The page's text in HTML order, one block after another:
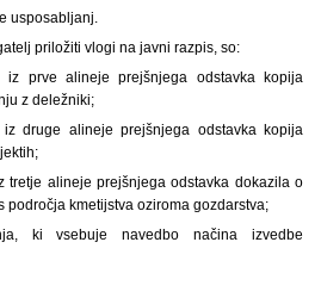
usposabljanj.
priložiti vlogi na javni razpis, so:
prve alineje prejšnjega odstavka kopija
z deležniki;
druge alineje prejšnjega odstavka kopija
tretje alineje prejšnjega odstavka dokazila o
kmetijstva oziroma gozdarstva;
ki vsebuje navedbo načina izvedbe